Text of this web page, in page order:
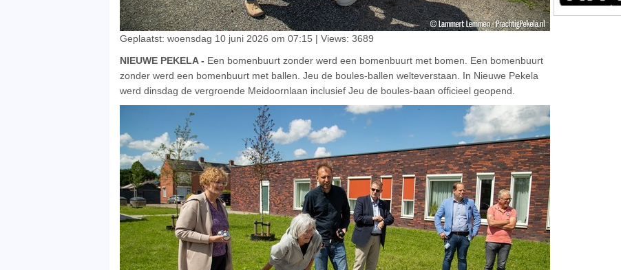
Geplaatst: woensdag 10 juni 2026 om 07:15 | Views: 3689
NIEUWE PEKELA - Een bomenbuurt zonder werd een bomenbuurt met bomen. Een bomenbuurt
zonder werd een bomenbuurt met ballen. Jeu de boules-ballen welteverstaan. In Nieuwe Pekela
werd dinsdag de vergroende Meidoornlaan inclusief Jeu de boules-baan officieel geopend.